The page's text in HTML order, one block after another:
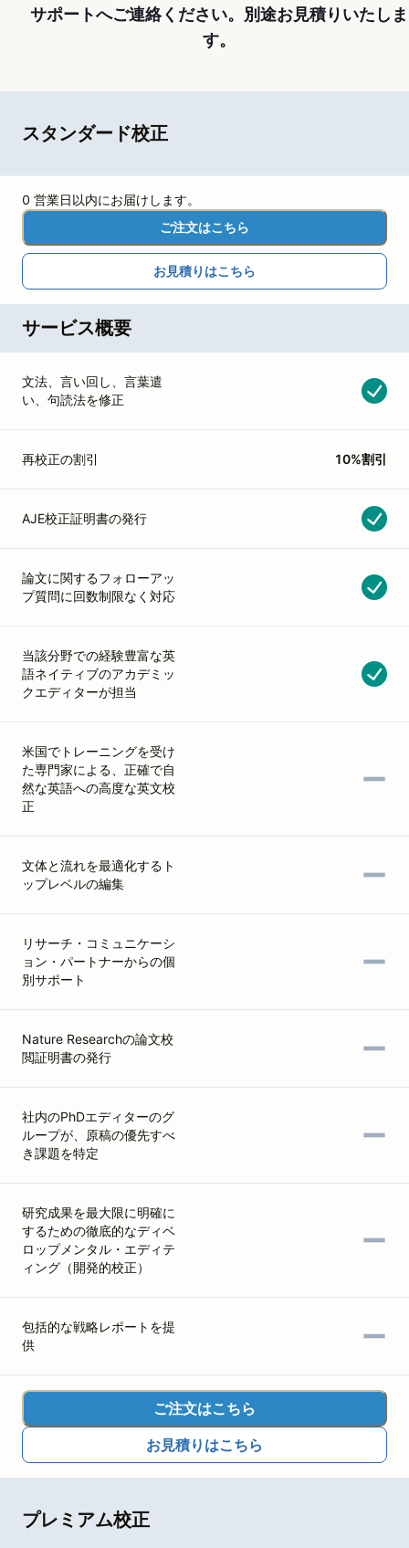
サポートへご連絡ください。別途お見積りいたしま
す。
スタンダード校正
0 営業日以内にお届けします。
ご注文はこちら
お見積りはこちら
サービス概要
文法、言い回し、言葉遣
い、句読法を修正
再校正の割引 10%割引
AJE校正証明書の発行
論文に関するフォローアッ
プ質問に回数制限なく対応
当該分野での経験豊富な英
語ネイティブのアカデミッ
クエディターが担当
米国でトレーニングを受け
た専門家による、正確で自
然な英語への高度な英文校
正
文体と流れを最適化するト
ップレベルの編集
リサーチ・コミュニケーシ
ョン・パートナーからの個
別サポート
Nature Researchの論文校
閲証明書の発行
社内のPhDエディターのグ
ループが、原稿の優先すべ
き課題を特定
研究成果を最大限に明確に
するための徹底的なディベ
ロップメンタル・エディテ
ィング（開発的校正）
包括的な戦略レポートを提
供
ご注文はこちら
お見積りはこちら
プレミアム校正